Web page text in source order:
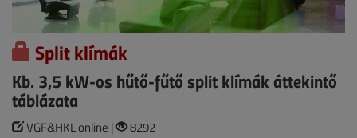
Split klímák
Kb. 3,5 kW-os hűtő-fűtő split klímák áttekintő
táblázata
VGF&HKL online |
8292